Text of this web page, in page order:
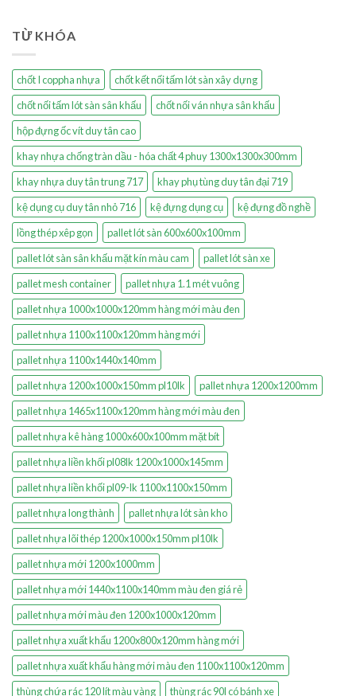
TỪ KHÓA
chốt I coppha nhựa
chốt kết nối tấm lót sàn xây dựng
chốt nối tấm lót sàn sân khấu
chốt nối ván nhựa sân khấu
hộp đựng ốc vít duy tân cao
khay nhựa chống tràn dầu - hóa chất 4 phuy 1300x1300x300mm
khay nhựa duy tân trung 717
khay phụ tùng duy tân đại 719
kệ dụng cụ duy tân nhỏ 716
kệ đựng dụng cụ
kệ đựng đồ nghề
lồng thép xêp gọn
pallet lót sàn 600x600x100mm
pallet lót sàn sân khấu mặt kín màu cam
pallet lót sàn xe
pallet mesh container
pallet nhựa 1.1 mét vuông
pallet nhựa 1000x1000x120mm hàng mới màu đen
pallet nhựa 1100x1100x120mm hàng mới
pallet nhựa 1100x1440x140mm
pallet nhựa 1200x1000x150mm pl10lk
pallet nhựa 1200x1200mm
pallet nhựa 1465x1100x120mm hàng mới màu đen
pallet nhựa kê hàng 1000x600x100mm mặt bít
pallet nhựa liền khối pl08lk 1200x1000x145mm
pallet nhựa liền khối pl09-lk 1100x1100x150mm
pallet nhựa long thành
pallet nhựa lót sàn kho
pallet nhựa lõi thép 1200x1000x150mm pl10lk
pallet nhựa mới 1200x1000mm
pallet nhựa mới 1440x1100x140mm màu đen giá rẻ
pallet nhựa mới màu đen 1200x1000x120mm
pallet nhựa xuất khẩu 1200x800x120mm hàng mới
pallet nhựa xuất khẩu hàng mới màu đen 1100x1100x120mm
thùng chứa rác 120 lít màu vàng
thùng rác 90l có bánh xe